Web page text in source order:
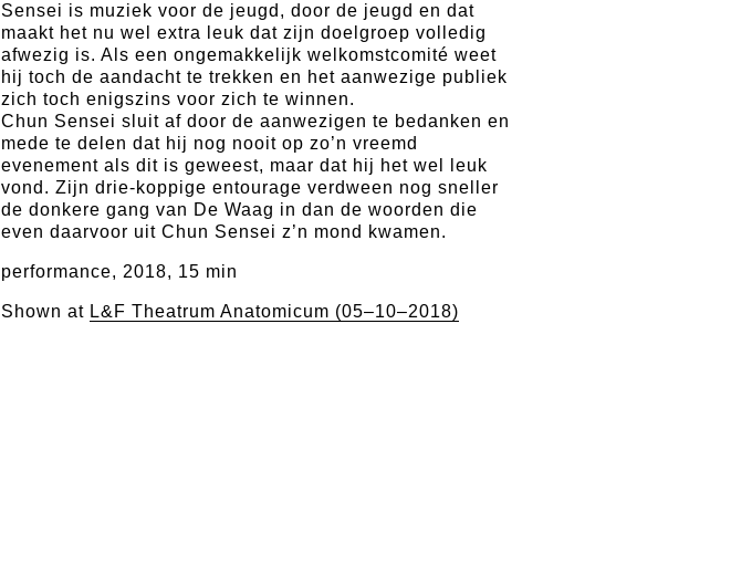
Sensei is muziek voor de jeugd, door de jeugd en dat
maakt het nu wel extra leuk dat zijn doelgroep volledig
afwezig is. Als een ongemakkelijk welkomstcomité weet
hij toch de aandacht te trekken en het aanwezige publiek
zich toch enigszins voor zich te winnen.
Chun Sensei sluit af door de aanwezigen te bedanken en
mede te delen dat hij nog nooit op zo’n vreemd
evenement als dit is geweest, maar dat hij het wel leuk
vond. Zijn drie-koppige entourage verdween nog sneller
de donkere gang van De Waag in dan de woorden die
even daarvoor uit Chun Sensei z’n mond kwamen.
performance, 2018, 15 min
Shown at L&F Theatrum Anatomicum (05–10–2018)